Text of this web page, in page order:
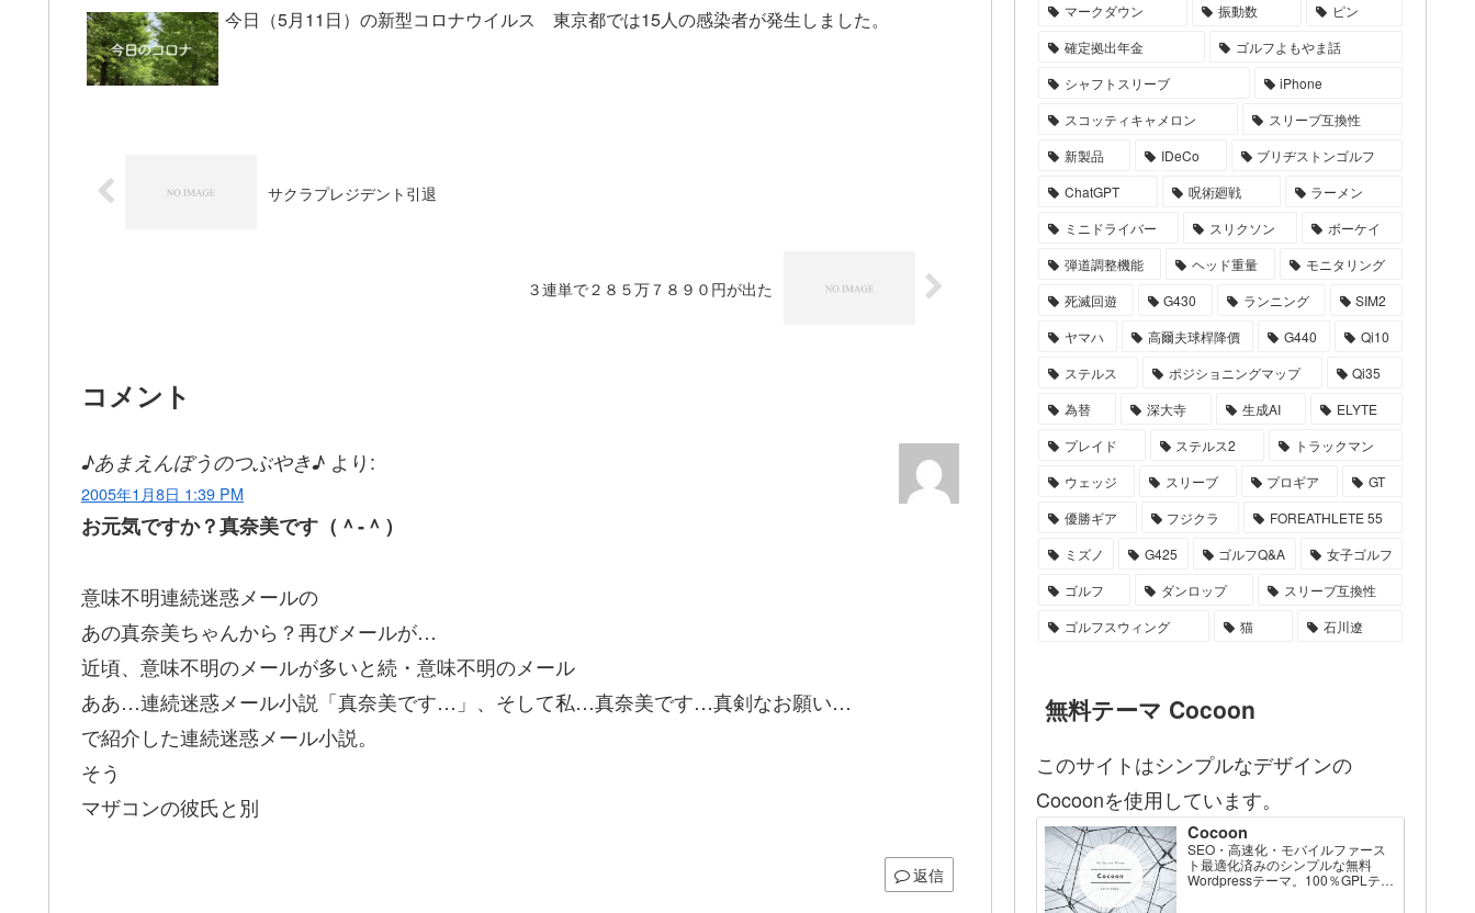
今日（5月11日）の新型コロナウイルス 東京都では15人の感染者が発生しました。
サクラプレジデント引退
３連単で２８５万７８９０円が出た
コメント
♪あまえんぼうのつぶやき♪ より:
2005年1月8日 1:39 PM
お元気ですか？真奈美です（＾‐＾）
意味不明連続迷惑メールの
あの真奈美ちゃんから？再びメールが…
近頃、意味不明のメールが多いと続・意味不明のメール
ああ…連続迷惑メール小説「真奈美です…」、そして私…真奈美です…真剣なお願い…
で紹介した連続迷惑メール小説。
そう
マザコンの彼氏と別
返信
マークダウン
振動数
ピン
確定拠出年金
ゴルフよもやま話
シャフトスリーブ
iPhone
スコッティキャメロン
スリーブ互換性
新製品
IDeCo
ブリヂストンゴルフ
ChatGPT
呪術廻戦
ラーメン
ミニドライバー
スリクソン
ボーケイ
弾道調整機能
ヘッド重量
モニタリング
死滅回遊
G430 ランニング
SIM2
ヤマハ
高爾夫球桿降價 G440
Qi10
ステルス
ポジショニングマップ
Qi35
為替
深大寺 生成AI
ELYTE
プレイド
ステルス2
トラックマン
ウェッジ
スリーブ プロギア
GT
優勝ギア
フジクラ
FOREATHLETE 55
ミズノ
G425 ゴルフQ&A
女子ゴルフ
ゴルフ
ダンロップ
スリーブ互換性
ゴルフスウィング
猫 石川遼
無料テーマ Cocoon
このサイトはシンプルなデザインの
Cocoonを使用しています。
Cocoon
SEO・高速化・モバイルファース
ト最適化済みのシンプルな無料
Wordpressテーマ。100％GPLテー